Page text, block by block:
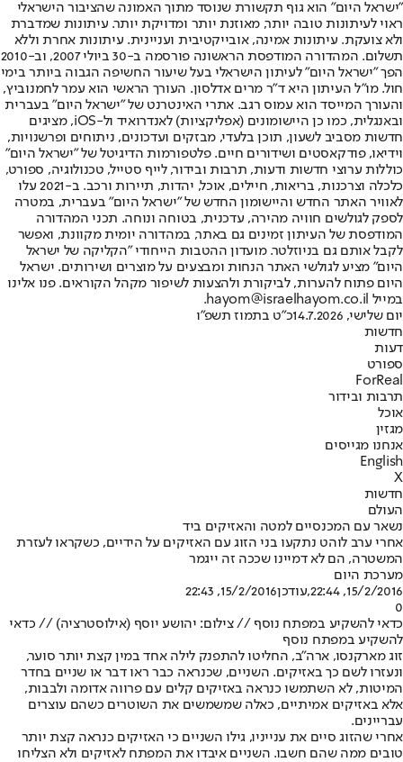
"ישראל היום" הוא גוף תקשורת שנוסד מתוך האמונה שהציבור הישראלי
ראוי לעיתונות טובה יותר, מאוזנת יותר ומדויקת יותר. עיתונות שמדברת
ולא צועקת. עיתונות אמינה, אובייקטיבית ועניינית. עיתונות אחרת וללא
תשלום. המהדורה המודפסת הראשונה פורסמה ב-30 ביולי 2007, וב-2010
הפך "ישראל היום" לעיתון הישראלי בעל שיעור החשיפה הגבוה ביותר בימי
חול. מו"ל העיתון היא ד"ר מרים אדלסון. העורך הראשי הוא עמר לחמנוביץ,
והעורך המייסד הוא עמוס רגב. אתרי האינטרנט של "ישראל היום" בעברית
ובאנגלית, כמו כן היישומונים (אפליקציות) לאנדרואיד ול-iOS, מציגים
חדשות מסביב לשעון, תוכן בלעדי, מבזקים ועדכונים, ניתוחים ופרשנויות,
וידיאו, פודקאסטים ושידורים חיים. פלטפורמות הדיגיטל של "ישראל היום"
כוללות ערוצי חדשות ודעות, תרבות ובידור, לייף סטייל, טכנולוגיה, ספורט,
כלכלה וצרכנות, בריאות, חיילים, אוכל, יהדות, תיירות ורכב. ב-2021 עלו
לאוויר האתר החדש והיישומון החדש של "ישראל היום" בעברית, במטרה
לספק לגולשים חוויה מהירה, עדכנית, בטוחה ונוחה. תכני המהדורה
המודפסת של העיתון זמינים גם באתר, במהדורה יומית מקוונת, ואפשר
לקבל אותם גם בניוזלטר. מועדון ההטבות הייחודי "הקליקה של ישראל
היום" מציע לגולשי האתר הנחות ומבצעים על מוצרים ושירותים. ישראל
היום פתוח להערות, לביקורת ולהצעות לשיפור מקהל הקוראים. פנו אלינו
במייל hayom@israelhayom.co.il.
יום שלישי, 14.7.2026
כ"ט בתמוז תשפ"ו
חדשות
דעות
ספורט
ForReal
תרבות ובידור
אוכל
מגזין
אנחנו מגייסים
English
X
חדשות
העולם
נשאר עם המכנסיים למטה והאזיקים ביד
אחרי ערב לוהט נתקעו בני הזוג עם האזיקים על הידיים, כשקראו לעזרת
המשטרה, הם לא דמיינו שככה זה ייגמר
מערכת היום
15/2/2016, 22:44
,עודכן15/2/2016, 22:43
0
כדאי להשקיע במפתח נוסף // צילום: יהושע יוסף (אילוסטרציה) // כדאי
להשקיע במפתח נוסף
זוג מארקנסו, ארה"ב, החליטו להתפנק לילה אחד במין קצת יותר סוער,
ונעזרו לשם כך באזיקים. השניים, שכנראה כבר ראו דבר או שניים בחדר
המיטות, לא השתמשו כנראה באזיקים קלים עם פרווה אדומה ולבבות,
אלא באזיקים אמיתיים, כאלה שמשמשים את השוטרים כשהם עוצרים
עבריינים.
אחרי שהזוג סיים את ענייניו, גילו השניים כי האזיקים כנראה קצת יותר
טובים ממה שהם חשבו. השניים איבדו את המפתח לאזיקים ולא הצליחו